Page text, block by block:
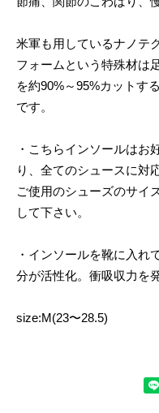
米軍も用しているナノテ
フォームという特殊材は
を約90%～95%カットす
です。
・こちらインソールはお
り、全てのシュースに対
ご使用のシューズのサイ
して下さい。
・インソールを靴に入れ
分が活性化。衝吸収力を
size:M(23〜28.5)